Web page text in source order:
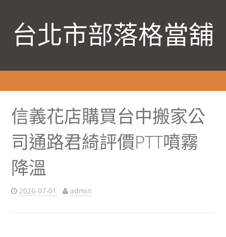
台北市部落格當舖
信義花店購買台中搬家公
司通路君綺評價PTT噴霧
降溫
2026-07-01 admin